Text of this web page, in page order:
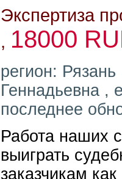
Экспертиза
, 18000
регион:
Геннадьевна ,
последнее
Работа наших
выиграть
заказчикам